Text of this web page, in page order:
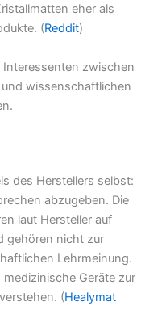
eher als
(Reddit)
Interessenten zwischen
wissenschaftlichen
des Herstellers selbst:
abzugeben. Die
laut Hersteller auf
gehören nicht zur
Lehrmeinung.
Geräte zur
(Healymat